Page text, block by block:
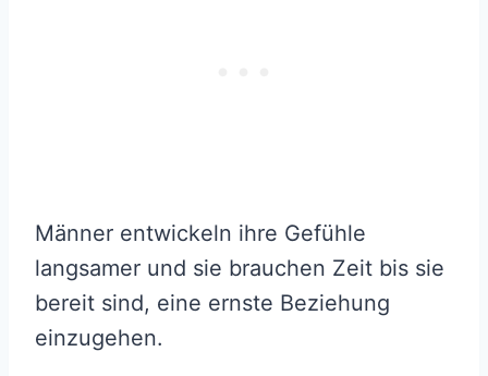
Männer entwickeln ihre Gefühle
langsamer und sie brauchen Zeit bis sie
bereit sind, eine ernste Beziehung
einzugehen.